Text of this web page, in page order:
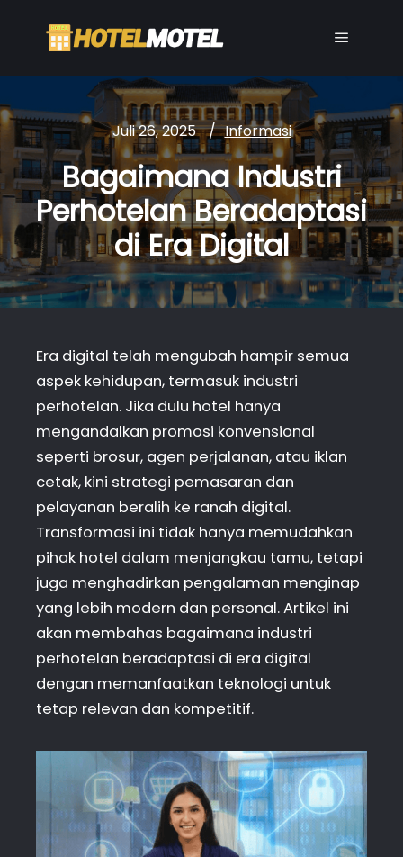
Juli 26, 2025 Informasi
Bagaimana Industri
Perhotelan Beradaptasi
di Era Digital
Era digital telah mengubah hampir semua
aspek kehidupan, termasuk industri
perhotelan. Jika dulu hotel hanya
mengandalkan promosi konvensional
seperti brosur, agen perjalanan, atau iklan
cetak, kini strategi pemasaran dan
pelayanan beralih ke ranah digital.
Transformasi ini tidak hanya memudahkan
pihak hotel dalam menjangkau tamu, tetapi
juga menghadirkan pengalaman menginap
yang lebih modern dan personal. Artikel ini
akan membahas bagaimana industri
perhotelan beradaptasi di era digital
dengan memanfaatkan teknologi untuk
tetap relevan dan kompetitif.